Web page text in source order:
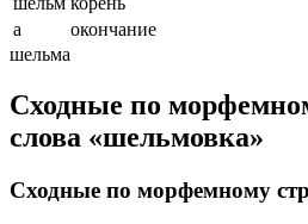
а
окончание
шельма
Сходные по
слова «шельмовка»
Сходные по морфемному